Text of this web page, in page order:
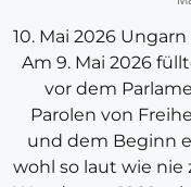
10. Mai 2026
Am 9. Mai 2026
vor dem
Parolen von
und dem Beginn
wohl so laut wie nie